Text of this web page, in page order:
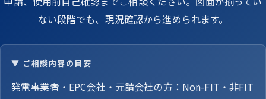
ない段階でも、現況確認から進められます。
▼ ご相談内容の目安
発電事業者・EPC会社・元請会社の方：Non-FIT・非FIT